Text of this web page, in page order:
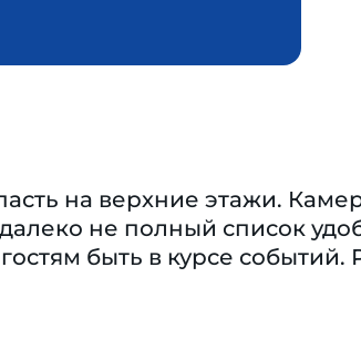
на верхние этажи.
не полный список
быть в курсе событий.